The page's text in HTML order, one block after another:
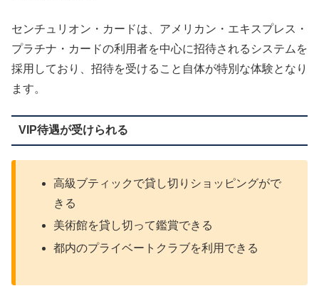
センチュリオン・カードは、アメリカン・エキスプレス・
プラチナ・カードの利用者を中心に招待されるシステムを
採用しており、招待を受けること自体が特別な体験となり
ます。
VIP待遇が受けられる
高級ブティックで貸し切りショッピングがで
きる
美術館を貸し切って鑑賞できる
都内のプライベートクラブを利用できる